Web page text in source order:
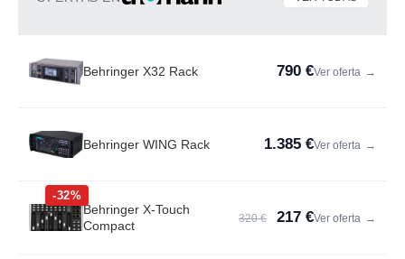
Behringer X32 Rack 790 €Ver oferta →
Behringer WING Rack 1.385 €Ver oferta →
-32%
Behringer X-Touch
Compact
320 € 217 €Ver oferta →